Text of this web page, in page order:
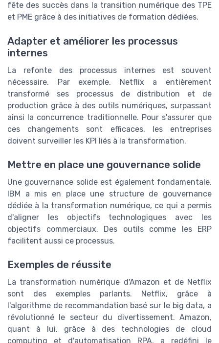
fête des succès dans la transition numérique des TPE
et PME grâce à des initiatives de formation dédiées.
Adapter et améliorer les processus
internes
La refonte des processus internes est souvent
nécessaire. Par exemple, Netflix a entièrement
transformé ses processus de distribution et de
production grâce à des outils numériques, surpassant
ainsi la concurrence traditionnelle. Pour s'assurer que
ces changements sont efficaces, les entreprises
doivent surveiller les KPI liés à la transformation.
Mettre en place une gouvernance solide
Une gouvernance solide est également fondamentale.
IBM a mis en place une structure de gouvernance
dédiée à la transformation numérique, ce qui a permis
d'aligner les objectifs technologiques avec les
objectifs commerciaux. Des outils comme les ERP
facilitent aussi ce processus.
Exemples de réussite
La transformation numérique d'Amazon et de Netflix
sont des exemples parlants. Netflix, grâce à
l'algorithme de recommandation basé sur le big data, a
révolutionné le secteur du divertissement. Amazon,
quant à lui, grâce à des technologies de cloud
computing et d'automatisation RPA, a redéfini le